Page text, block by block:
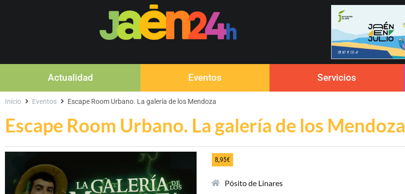
Actualidad Eventos Servicios
Escape Room Urbano. La galería de los Mendoza
Inicio Eventos Escape Room Urbano. La galería de los Mendoza
8,95€
Pósito de Linares